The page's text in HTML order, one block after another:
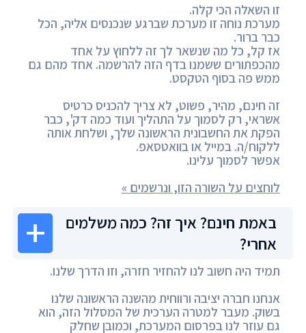
זו השאלה הכי קלה.
מערכת נוחה זו מערכת שברגע שנכנסים אליה, הכל
כבר ברור.
אז קל, כל מה שנשאר לך זה ללחוץ על אחד
מהכפתורים ששמנו בדף הזה להרשמה. אחד מהם גם
ממש פה בסוף הטקסט.
זה חינם, מהיר, פשוט, לא צריך להכניס כרטיס
אשראי, רק לסמוך על התהליך ועוד כמה דק', כבר
הפקת את החשבונית הראשונה שלך, ושלחת אותה
ללקוח/ה. במייל או בוואטסאפ.
אפשר לסמוך עלינו.
לוחצים על השורה הזו, ונרשמים »
באמת חינם? איך זה? כמה משלמים
אחרי?
תמיד היה חשוב לנו להחזיר חזרה, וזו הדרך שלנו.
אנחנו חברה יציבה ורווחית מהשנה הראשונה שלנו
בשוק. מעבר למטרה הערכית של המסלול הזה, הוא
גם עוזר לנו בפרסום המערכת, וכמובן שחלק